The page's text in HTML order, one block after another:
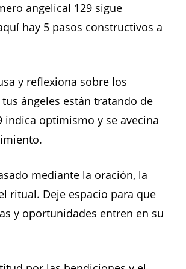
angelical 129 sigue
hay 5 pasos constructivos a
y reflexiona sobre los
ángeles están tratando de
indica optimismo y se avecina
mediante la oración, la
ritual. Deje espacio para que
y oportunidades entren en su